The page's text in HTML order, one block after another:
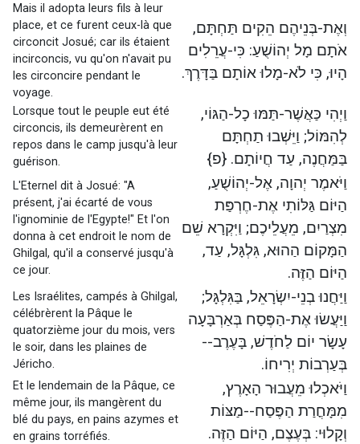
Mais il adopta leurs fils à leur
place, et ce furent ceux-là que
circoncit Josué; car ils étaient
incirconcis, vu qu'on n'avait pu
les circoncire pendant le
voyage.
וְאֶת-בְּנֵיהֶם הֵקִים תַּחְתָּם,
אֹתָם מָל יְהוֹשֻׁעַ: כִּי-עֲרֵלִים
הָיוּ, כִּי לֹא-מָלוּ אוֹתָם בַּדָּרֶךְ.
Lorsque tout le peuple eut été
circoncis, ils demeurèrent en
repos dans le camp jusqu'à leur
guérison.
וַיְהִי כַּאֲשֶׁר-תַּמּוּ כָל-הַגּוֹי,
לְהִמּוֹל; וַיֵּשְׁבוּ תַחְתָּם
בַּמַּחֲנֶה, עַד חֲיוֹתָם. {פ}
L'Eternel dit à Josué: "A
présent, j'ai écarté de vous
l'ignominie de l'Egypte!" Et l'on
donna à cet endroit le nom de
Ghilgal, qu'il a conservé jusqu'à
ce jour.
וַיֹּאמֶר יְהוָה, אֶל-יְהוֹשֻׁעַ,
הַיּוֹם גַּלּוֹתִי אֶת-חֶרְפַּת
מִצְרַיִם, מֵעֲלֵיכֶם; וַיִּקְרָא שֵׁם
הַמָּקוֹם הַהוּא, גִּלְגָּל, עַד,
הַיּוֹם הַזֶּה.
Les Israélites, campés à Ghilgal,
célébrèrent la Pâque le
quatorzième jour du mois, vers
le soir, dans les plaines de
Jéricho.
וַיַּחֲנוּ בְנֵי-יִשְׂרָאֵל, בַּגִּלְגָּל;
וַיַּעֲשׂוּ אֶת-הַפֶּסַח בְּאַרְבָּעָה
עָשָׂר יוֹם לַחֹדֶשׁ, בָּעֶרֶב--
בְּעַרְבוֹת יְרִיחוֹ.
Et le lendemain de la Pâque, ce
même jour, ils mangèrent du
blé du pays, en pains azymes et
en grains torréfiés.
וַיֹּאכְלוּ מֵעֲבוּר הָאָרֶץ,
מִמָּחֳרַת הַפֶּסַח--מַצּוֹת
וְקָלוּי: בְּעֶצֶם, הַיּוֹם הַזֶּה.